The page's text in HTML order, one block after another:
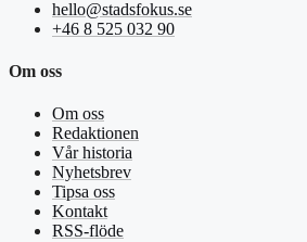
hello@stadsfokus.se
+46 8 525 032 90
Om oss
Om oss
Redaktionen
Vår historia
Nyhetsbrev
Tipsa oss
Kontakt
RSS-flöde